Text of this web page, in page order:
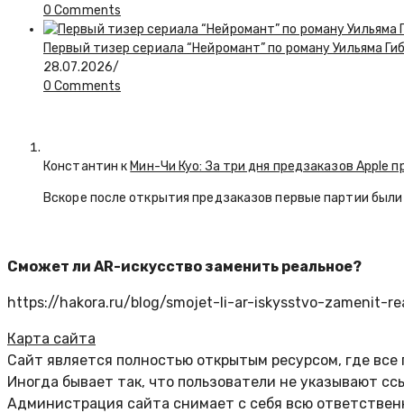
0 Comments
Первый тизер сериала “Нейромант” по роману Уильяма
28.07.2026/
0 Comments
Константин к Мин-Чи Куо: За три дня предзаказов Apple
Вскоре после открытия предзаказов первые партии
Сможет ли AR-искусство заменить реальное?
https://hakora.ru/blog/smojet-li-ar-iskysstvo-zamenit-
Карта сайта
Сайт является полностью открытым ресурсом, где
Иногда бывает так, что пользователи не указывают
Администрация сайта снимает с себя всю